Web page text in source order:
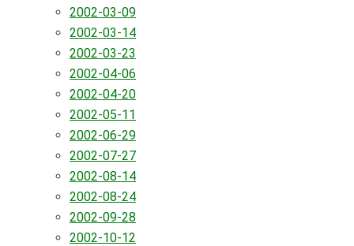
2002-03-09
2002-03-14
2002-03-23
2002-04-06
2002-04-20
2002-05-11
2002-06-29
2002-07-27
2002-08-14
2002-08-24
2002-09-28
2002-10-12